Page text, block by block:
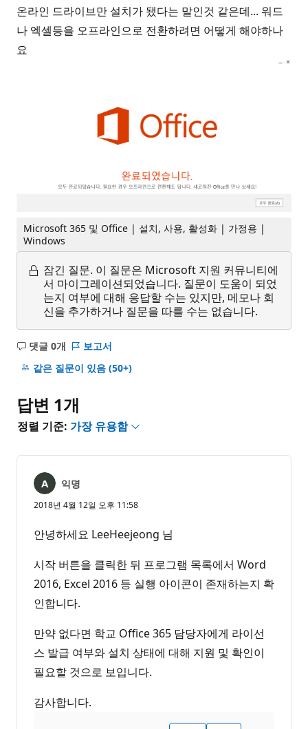
온라인 드라이브만 설치가 됐다는 말인것 같은데... 워드
나 엑셀등을 오프라인으로 전환하려면 어떻게 해야하나
요
Microsoft 365 및 Office | 설치, 사용, 활성화 | 가정용 |
Windows
잠긴 질문. 이 질문은 Microsoft 지원 커뮤니티에
서 마이그레이션되었습니다. 질문이 도움이 되었
는지 여부에 대해 응답할 수는 있지만, 메모나 회
신을 추가하거나 질문을 따를 수는 없습니다.
댓글 0개
설
명
음
보고서
같은 질문이 있음 (50+)
답변 1개
정렬 기준: 가장 유용함
익명
2018년 4월 12일 오후 11:58
안녕하세요 LeeHeejeong 님
시작 버튼을 클릭한 뒤 프로그램 목록에서 Word
2016, Excel 2016 등 실행 아이콘이 존재하는지 확
인합니다.
만약 없다면 학교 Office 365 담당자에게 라이선
스 발급 여부와 설치 상태에 대해 지원 및 확인이
필요할 것으로 보입니다.
감사합니다.